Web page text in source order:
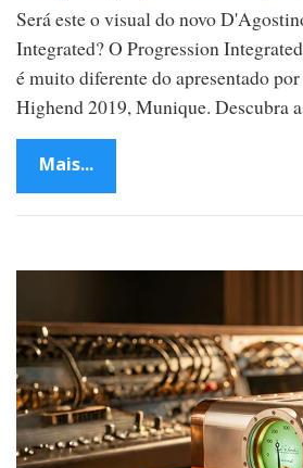
Será este o visual do novo
Integrated? O Progression
é muito diferente do apresentado
Highend 2019, Munique. Descubra
Mais...